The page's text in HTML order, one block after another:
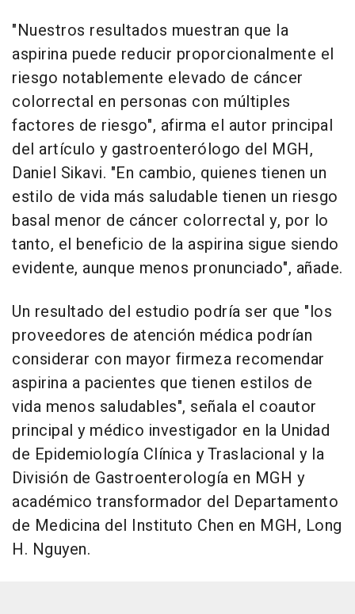
"Nuestros resultados muestran que la
aspirina puede reducir proporcionalmente el
riesgo notablemente elevado de cáncer
colorrectal en personas con múltiples
factores de riesgo", afirma el autor principal
del artículo y gastroenterólogo del MGH,
Daniel Sikavi. "En cambio, quienes tienen un
estilo de vida más saludable tienen un riesgo
basal menor de cáncer colorrectal y, por lo
tanto, el beneficio de la aspirina sigue siendo
evidente, aunque menos pronunciado", añade.
Un resultado del estudio podría ser que "los
proveedores de atención médica podrían
considerar con mayor firmeza recomendar
aspirina a pacientes que tienen estilos de
vida menos saludables", señala el coautor
principal y médico investigador en la Unidad
de Epidemiología Clínica y Traslacional y la
División de Gastroenterología en MGH y
académico transformador del Departamento
de Medicina del Instituto Chen en MGH, Long
H. Nguyen.